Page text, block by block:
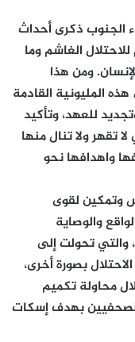
يستحضر أبناء الجنوب ذكرى أحداث
للاحتلال الغاشم وما
ومن هذا
المليونية القادمة
للعهد، وتأكيد
تقهر ولا تنال منها
واهدافها نحو
وتمكين لقوى
والوصاية
تحولت إلى
بصورة أخرى،
محاولة تكميم
بهدف إسكات